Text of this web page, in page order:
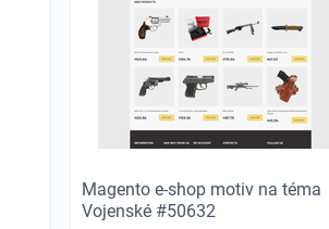
Magento e-shop motiv na téma
Vojenské #50632